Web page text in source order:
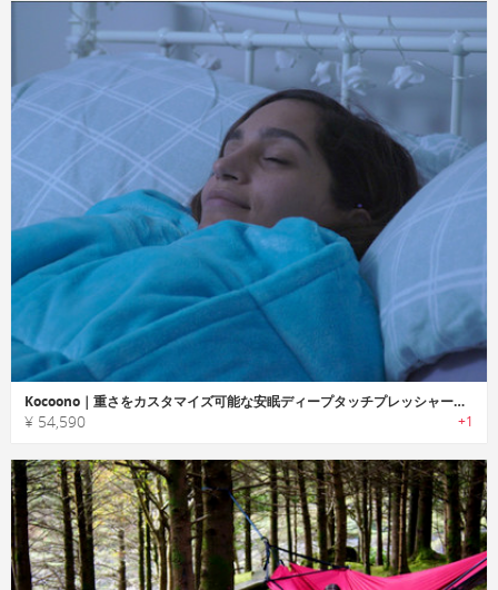
Kocoono｜重さをカスタマイズ可能な安眠ディープタッチプレッシャーウェイトブランケット「コクーノ」
¥ 54,590 +1